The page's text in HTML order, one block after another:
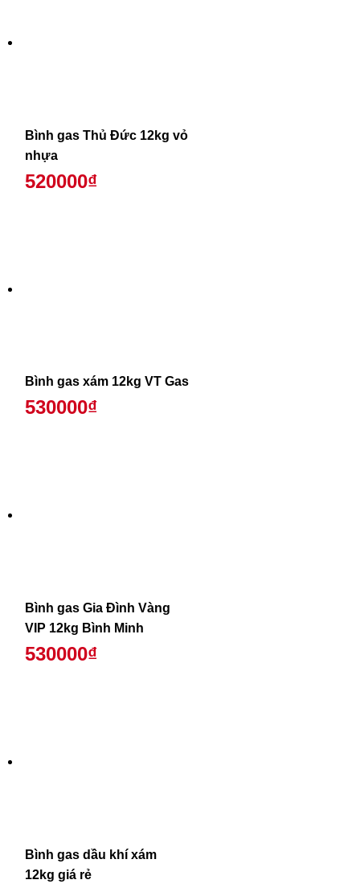
Bình gas Thủ Đức 12kg vỏ
nhựa
520000₫
Bình gas xám 12kg VT Gas
530000₫
Bình gas Gia Đình Vàng
VIP 12kg Bình Minh
530000₫
Bình gas dầu khí xám
12kg giá rẻ